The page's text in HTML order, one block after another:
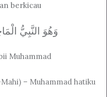
berkicau
وَهُوَ النَّبِيُّ
Muhammad
– Muhammad hatiku